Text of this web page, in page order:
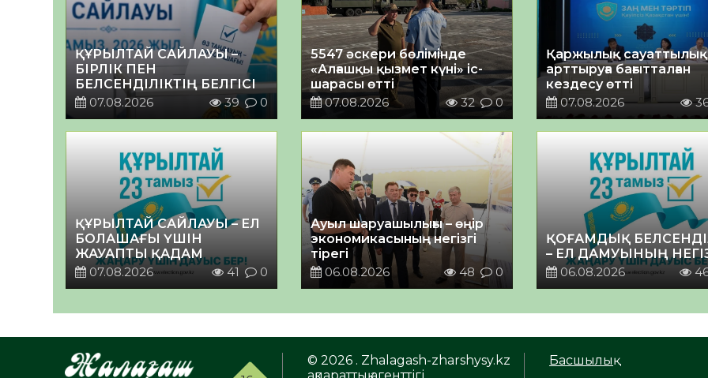
ҚҰРЫЛТАЙ САЙЛАУЫ –
БІРЛІК ПЕН
БЕЛСЕНДІЛІКТІҢ БЕЛГІСІ
07.08.2026
39 0
5547 әскери бөлімінде
«Алғашқы қызмет күні» іс-
шарасы өтті
07.08.2026
32 0
Қаржылық
арттыруға бағытталған
кездесу өтті
07.08.2026
ҚҰРЫЛТАЙ САЙЛАУЫ – ЕЛ
БОЛАШАҒЫ ҮШІН
ЖАУАПТЫ ҚАДАМ
07.08.2026
41 0
Ауыл шаруашылығы – өңір
экономикасының негізгі
тірегі
06.08.2026
48 0
ҚОҒАМДЫҚ
– ЕЛ ДАМУЫНЫҢ
06.08.2026
© 2026 . Zhalagash-zharshysy.kz
Басшылық